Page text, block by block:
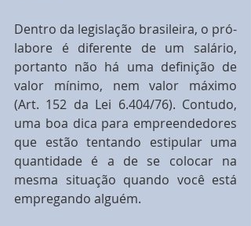
Dentro da legislação brasileira, o pró-
labore é diferente de um salário,
portanto não há uma definição de
valor mínimo, nem valor máximo
(Art. 152 da Lei 6.404/76). Contudo,
uma boa dica para empreendedores
que estão tentando estipular uma
quantidade é a de se colocar na
mesma situação quando você está
empregando alguém.